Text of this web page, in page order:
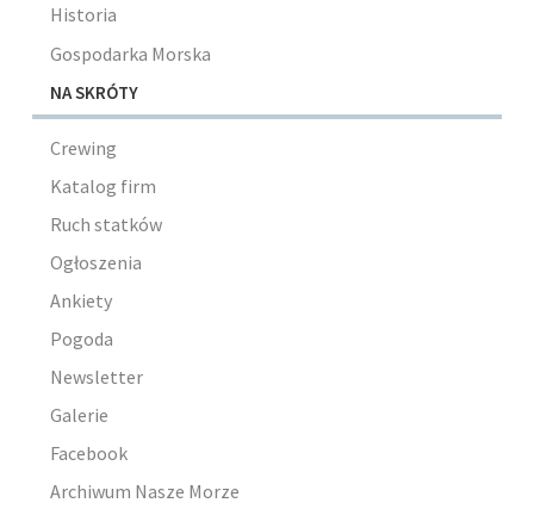
Historia
Gospodarka Morska
NA SKRÓTY
Crewing
Katalog firm
Ruch statków
Ogłoszenia
Ankiety
Pogoda
Newsletter
Galerie
Facebook
Archiwum Nasze Morze